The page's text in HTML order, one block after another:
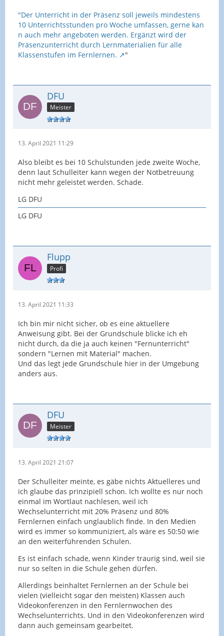
"Der Unterricht in der Präsenz soll jeweils mindestens
10 Unterrichtsstunden pro Woche umfassen, gerne kan
n auch mehr angeboten werden. Ergänzt wird der
Präsenzunterricht durch Lernmaterialien für alle
Klassenstufen im Fernlernen.
"
DFU
Meister
13. April 2021 11:29
Also bleibt es bei 10 Schulstunden jede zweite Woche,
denn laut Schulleiter kann wegen der Notbetreuung
nicht mehr geleistet werden. Schade.
LG DFU
LG DFU
Flupp
Profi
13. April 2021 11:33
Ich bin mir nicht sicher, ob es eine aktuellere
Anweisung gibt. Bei der Grundschule blicke ich eh
nicht durch, da die ja auch keinen "Fernunterricht"
sondern "Lernen mit Material" machen.
Und das legt jede Grundschule hier in der Umgebung
anders aus.
DFU
Meister
13. April 2021 21:07
Der Schulleiter meinte, es gäbe nichts Aktuelleres und
ich glaube das prinzipiell schon. Ich wollte es nur noch
einmal im Wortlaut nachlesen, weil ich
Wechselunterricht mit 20% Präsenz und 80%
Fernlernen einfach unglaublich finde. In den Medien
wird es immer so kommuniziert, als wäre es 50:50 wie
an den weiterführenden Schulen.
Es ist einfach schade, wenn Kinder traurig sind, weil sie
nur so selten in die Schule gehen dürfen.
Allerdings beinhaltet Fernlernen an der Schule bei
vielen (vielleicht sogar den meisten) Klassen auch
Videokonferenzen in den Fernlernwochen des
Wechselunterrichts. Und in den Videokonferenzen wird
dann auch gemeinsam gearbeitet.